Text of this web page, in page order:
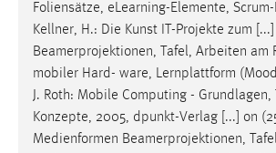
Foliensätze, eLearning-Elemente,
Kellner, H.: Die Kunst IT-Projekte zum
Beamerprojektionen, Tafel, Arbeiten am
mobiler Hard- ware, Lernplattform (
J. Roth: Mobile Computing - Grundlagen,
Konzepte, 2005, dpunkt-Verlag [...] on
Medienformen Beamerprojektionen,